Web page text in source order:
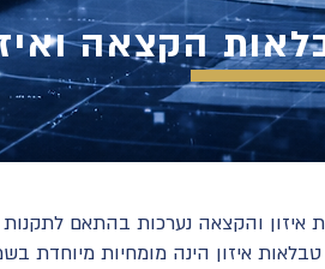
הקצאה
איזון והקצאה נערכות בהתאם לתקנות
איזון הינה מומחיות מיוחדת